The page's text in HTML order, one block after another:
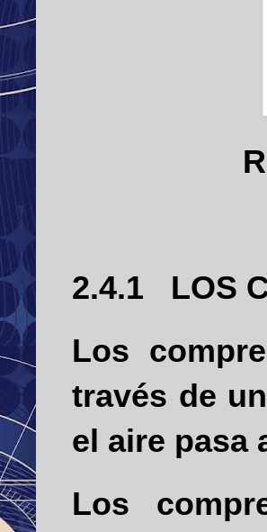
2.4.1
LOS
Los
través de
el aire pasa
Los